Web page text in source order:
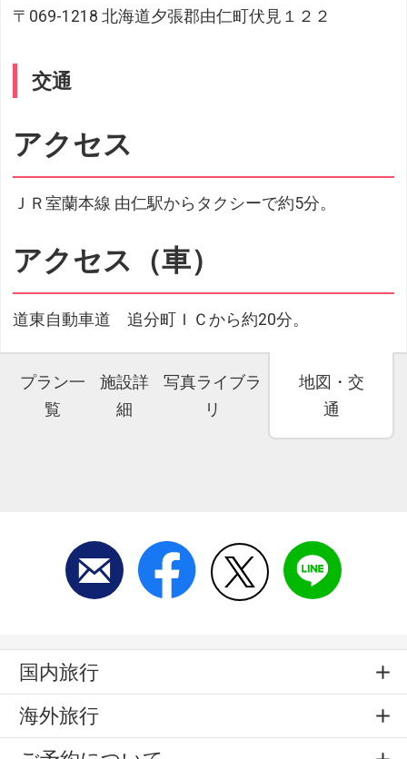
〒069-1218 北海道夕張郡由仁町伏見１２２
交通
アクセス
ＪＲ室蘭本線 由仁駅からタクシーで約5分。
アクセス（車）
道東自動車道 追分町ＩＣから約20分。
プラン一
覧
施設詳
細
写真ライブラ
リ
地図・交
通
国内旅行
海外旅行